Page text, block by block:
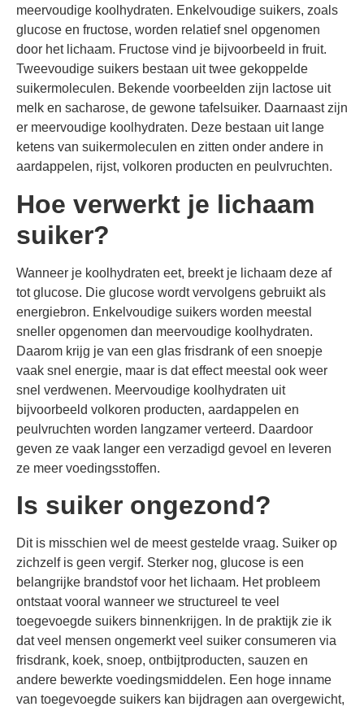
meervoudige koolhydraten. Enkelvoudige suikers, zoals
glucose en fructose, worden relatief snel opgenomen
door het lichaam. Fructose vind je bijvoorbeeld in fruit.
Tweevoudige suikers bestaan uit twee gekoppelde
suikermoleculen. Bekende voorbeelden zijn lactose uit
melk en sacharose, de gewone tafelsuiker. Daarnaast zijn
er meervoudige koolhydraten. Deze bestaan uit lange
ketens van suikermoleculen en zitten onder andere in
aardappelen, rijst, volkoren producten en peulvruchten.
Hoe verwerkt je lichaam
suiker?
Wanneer je koolhydraten eet, breekt je lichaam deze af
tot glucose. Die glucose wordt vervolgens gebruikt als
energiebron. Enkelvoudige suikers worden meestal
sneller opgenomen dan meervoudige koolhydraten.
Daarom krijg je van een glas frisdrank of een snoepje
vaak snel energie, maar is dat effect meestal ook weer
snel verdwenen. Meervoudige koolhydraten uit
bijvoorbeeld volkoren producten, aardappelen en
peulvruchten worden langzamer verteerd. Daardoor
geven ze vaak langer een verzadigd gevoel en leveren
ze meer voedingsstoffen.
Is suiker ongezond?
Dit is misschien wel de meest gestelde vraag. Suiker op
zichzelf is geen vergif. Sterker nog, glucose is een
belangrijke brandstof voor het lichaam. Het probleem
ontstaat vooral wanneer we structureel te veel
toegevoegde suikers binnenkrijgen. In de praktijk zie ik
dat veel mensen ongemerkt veel suiker consumeren via
frisdrank, koek, snoep, ontbijtproducten, sauzen en
andere bewerkte voedingsmiddelen. Een hoge inname
van toegevoegde suikers kan bijdragen aan overgewicht,